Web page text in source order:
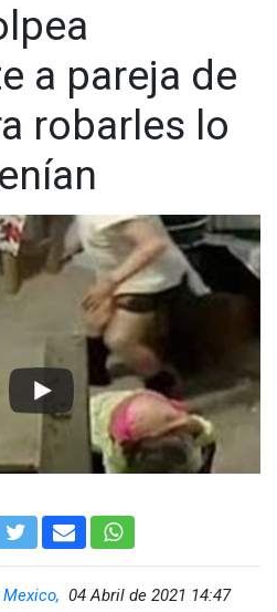
a pareja de
robarles lo
04 Abril de 2021 14:47